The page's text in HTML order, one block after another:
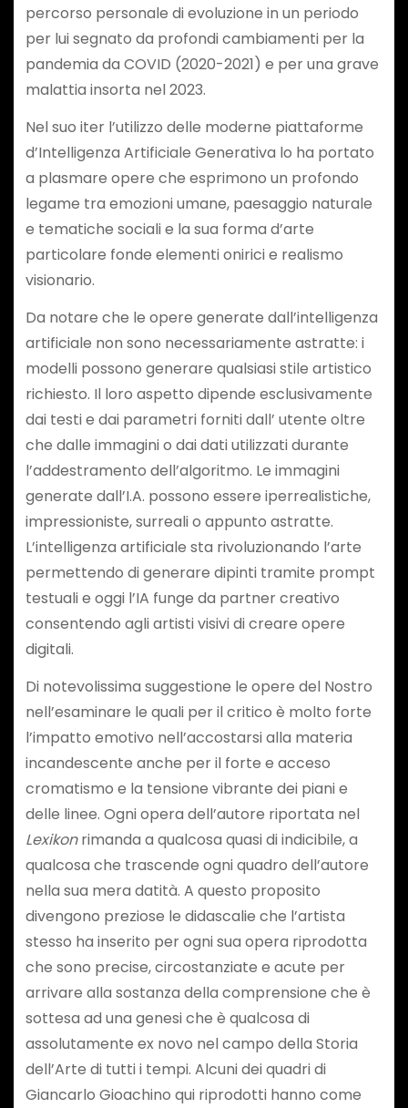
percorso personale di evoluzione in un periodo
per lui segnato da profondi cambiamenti per la
pandemia da COVID (2020-2021) e per una grave
malattia insorta nel 2023.
Nel suo iter l’utilizzo delle moderne piattaforme
d’Intelligenza Artificiale Generativa lo ha portato
a plasmare opere che esprimono un profondo
legame tra emozioni umane, paesaggio naturale
e tematiche sociali e la sua forma d’arte
particolare fonde elementi onirici e realismo
visionario.
Da notare che le opere generate dall’intelligenza
artificiale non sono necessariamente astratte: i
modelli possono generare qualsiasi stile artistico
richiesto. Il loro aspetto dipende esclusivamente
dai testi e dai parametri forniti dall’ utente oltre
che dalle immagini o dai dati utilizzati durante
l’addestramento dell’algoritmo. Le immagini
generate dall’I.A. possono essere iperrealistiche,
impressioniste, surreali o appunto astratte.
L’intelligenza artificiale sta rivoluzionando l’arte
permettendo di generare dipinti tramite prompt
testuali e oggi l’IA funge da partner creativo
consentendo agli artisti visivi di creare opere
digitali.
Di notevolissima suggestione le opere del Nostro
nell’esaminare le quali per il critico è molto forte
l’impatto emotivo nell’accostarsi alla materia
incandescente anche per il forte e acceso
cromatismo e la tensione vibrante dei piani e
delle linee. Ogni opera dell’autore riportata nel
Lexikonrimanda a qualcosa quasi di indicibile, a
qualcosa che trascende ogni quadro dell’autore
nella sua mera datità. A questo proposito
divengono preziose le didascalie che l’artista
stesso ha inserito per ogni sua opera riprodotta
che sono precise, circostanziate e acute per
arrivare alla sostanza della comprensione che è
sottesa ad una genesi che è qualcosa di
assolutamente ex novo nel campo della Storia
dell’Arte di tutti i tempi. Alcuni dei quadri di
Giancarlo Gioachino qui riprodotti hanno come